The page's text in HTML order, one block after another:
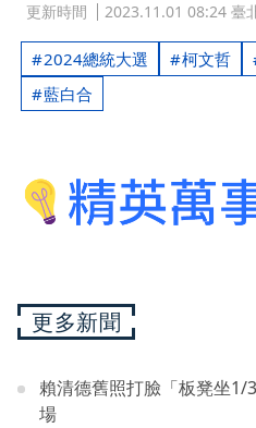
更新時間 2023.11.01 08:24 臺
2024總統大選 柯文哲
藍白合
更多新聞
賴清德舊照打臉「板凳坐
場